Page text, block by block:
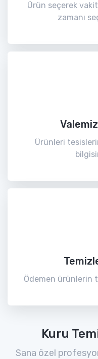
Ürün seçerek
zamanı
Ürünleri
Ödemen ürünlerin
Kuru
Sana özel